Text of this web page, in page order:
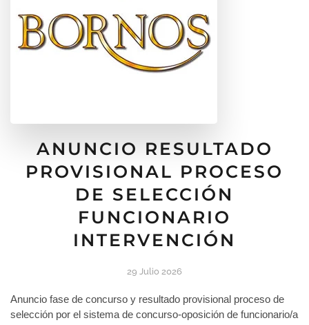
ANUNCIO RESULTADO
PROVISIONAL PROCESO
DE SELECCIÓN
FUNCIONARIO
INTERVENCIÓN
29 Julio 2026
Anuncio fase de concurso y resultado provisional proceso de
selección por el sistema de concurso-oposición de funcionario/a